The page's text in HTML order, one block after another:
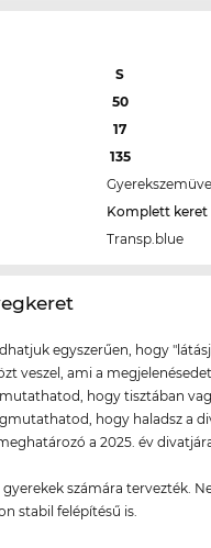
S
50
17
135
Komplett keret
Transp.blue
egyszerűen, hogy
veszel, ami a
hogy tisztában
hogy haladsz a
a 2025. év
számára tervezték.
stabil felépítésű is.